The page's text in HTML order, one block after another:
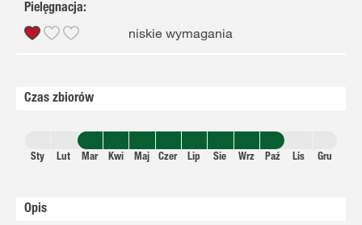
Pielęgnacja:
niskie wymagania
Czas zbiorów
Sty Lut Mar Kwi Maj Czer Lip Sie Wrz Paź Lis Gru
Opis